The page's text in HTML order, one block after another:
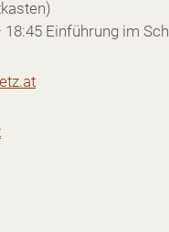
18:45 Einführung im